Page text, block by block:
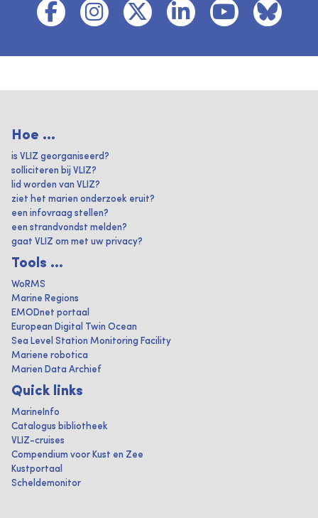
Hoe ...
is VLIZ georganiseerd?
solliciteren bij VLIZ?
lid worden van VLIZ?
ziet het marien onderzoek eruit?
een infovraag stellen?
een strandvondst melden?
gaat VLIZ om met uw privacy?
Tools ...
WoRMS
Marine Regions
EMODnet portaal
European Digital Twin Ocean
Sea Level Station Monitoring Facility
Mariene robotica
Marien Data Archief
Quick links
MarineInfo
Catalogus bibliotheek
VLIZ-cruises
Compendium voor Kust en Zee
Kustportaal
Scheldemonitor